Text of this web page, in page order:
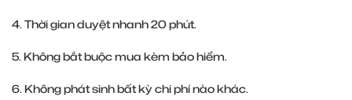
4. Thời gian duyệt nhanh 20 phút.
5. Không bắt buộc mua kèm bảo hiểm.
6. Không phát sinh bất kỳ chi phí nào khác.